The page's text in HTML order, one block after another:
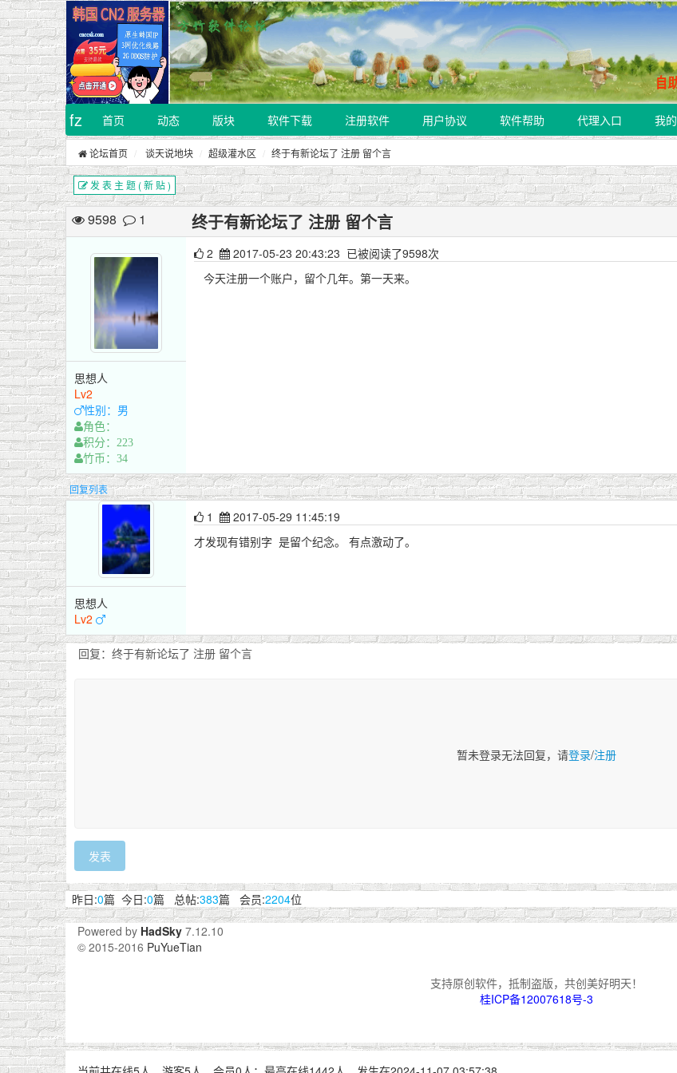
fz 首页 动态 版块 软件下载 注册软件 用户协议 软件帮助 代理入口 我的
论坛首页 谈天说地块 超级灌水区 终于有新论坛了 注册 留个言
发 表 主 题 ( 新 贴 )
9598 1 终于有新论坛了 注册 留个言
思想人
Lv2
性别：男
角色：
积分：223
竹币：34
2 2017-05-23 20:43:23 已被阅读了9598次
今天注册一个账户，留个几年。第一天来。
回复列表
思想人
Lv2
1 2017-05-29 11:45:19
才发现有错别字 是留个纪念。 有点激动了。
回复：终于有新论坛了 注册 留个言
暂未登录无法回复，请登录/注册
发表
昨日:0篇 今日:0篇 总帖:383篇 会员:2204位
Powered by HadSky 7.12.10
© 2015-2016 PuYueTian
支持原创软件，抵制盗版，共创美好明天！
桂ICP备12007618号-3